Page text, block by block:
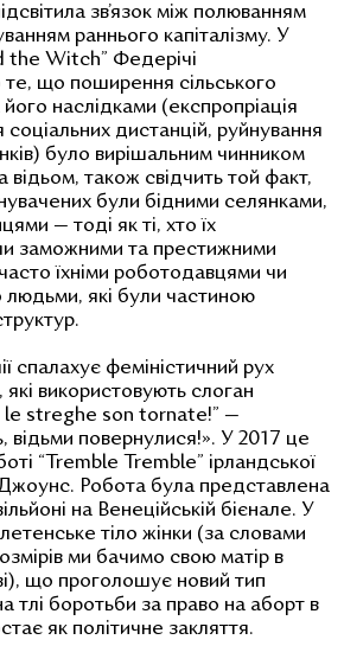
зв’язок між полюванням
раннього капіталізму. У
the Witch” Федерічі
що поширення сільського
його наслідками (експропріація
соціальних дистанцій, руйнування
було вирішальним чинником
відьом, також свідчить той факт,
були бідними селянками,
— тоді як ті, хто їх
заможними та престижними
їхніми роботодавцями чи
які були частиною
спалахує феміністичний рух
використовують слоган
le streghe son tornate!” —
відьми повернулися!». У 2017 це
“Tremble Tremble” ірландської
Робота була представлена
на Венеційській бієнале. У
тіло жінки (за словами
ми бачимо свою матір в
що проголошує новий тип
тлі боротьби за право на аборт в
як політичне закляття.